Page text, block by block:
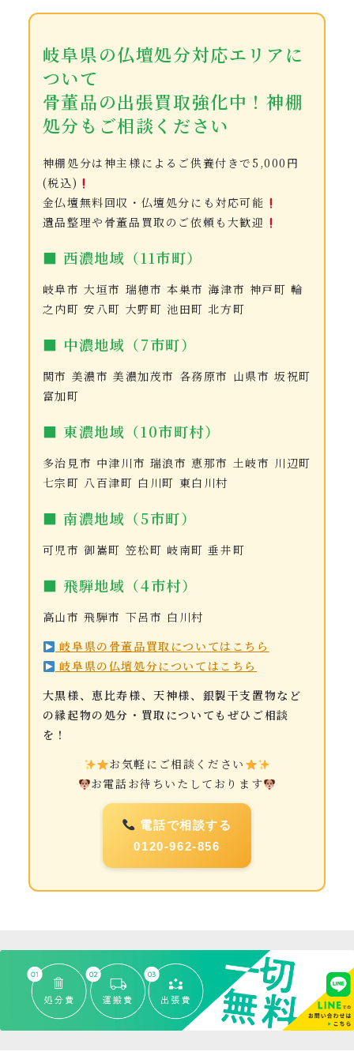
岐阜県の仏壇処分対応エリアに
ついて
骨董品の出張買取強化中！神棚
処分もご相談ください
神棚処分は神主様によるご供養付きで5,000円
(税込)
金仏壇無料回収・仏壇処分にも対応可能
遺品整理や骨董品買取のご依頼も大歓迎
■ 西濃地域（11市町）
岐阜市 大垣市 瑞穂市 本巣市 海津市 神戸町 輪
之内町 安八町 大野町 池田町 北方町
■ 中濃地域（7市町）
関市 美濃市 美濃加茂市 各務原市 山県市 坂祝町
富加町
■ 東濃地域（10市町村）
多治見市 中津川市 瑞浪市 恵那市 土岐市 川辺町
七宗町 八百津町 白川町 東白川村
■ 南濃地域（5市町）
可児市 御嵩町 笠松町 岐南町 垂井町
■ 飛騨地域（4市村）
高山市 飛騨市 下呂市 白川村
岐阜県の骨董品買取についてはこちら
岐阜県の仏壇処分についてはこちら
大黒様、恵比寿様、天神様、銀製干支置物など
の縁起物の処分・買取についてもぜひご相談
を！
お気軽にご相談ください
お電話お待ちいたしております
電話で相談する
0120-962-856